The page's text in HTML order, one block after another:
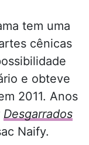
tem uma
cênicas
e obteve
2011. Anos
Desgarrados
Naify.